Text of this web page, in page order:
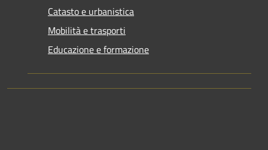
Catasto e urbanistica
Mobilità e trasporti
Educazione e formazione